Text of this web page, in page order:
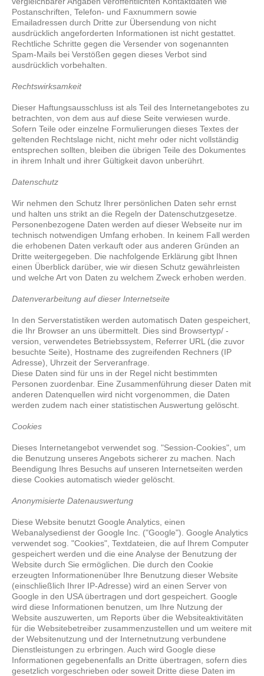
Postanschriften, Telefon- und Faxnummern sowie
Emailadressen durch Dritte zur Übersendung von nicht
ausdrücklich angeforderten Informationen ist nicht gestattet.
Rechtliche Schritte gegen die Versender von sogenannten
Spam-Mails bei Verstößen gegen dieses Verbot sind
ausdrücklich vorbehalten.
Rechtswirksamkeit
Dieser Haftungsausschluss ist als Teil des Internetangebotes zu
betrachten, von dem aus auf diese Seite verwiesen wurde.
Sofern Teile oder einzelne Formulierungen dieses Textes der
geltenden Rechtslage nicht, nicht mehr oder nicht vollständig
entsprechen sollten, bleiben die übrigen Teile des Dokumentes
in ihrem Inhalt und ihrer Gültigkeit davon unberührt.
Datenschutz
Wir nehmen den Schutz Ihrer persönlichen Daten sehr ernst
und halten uns strikt an die Regeln der Datenschutzgesetze.
Personenbezogene Daten werden auf dieser Webseite nur im
technisch notwendigen Umfang erhoben. In keinem Fall werden
die erhobenen Daten verkauft oder aus anderen Gründen an
Dritte weitergegeben. Die nachfolgende Erklärung gibt Ihnen
einen Überblick darüber, wie wir diesen Schutz gewährleisten
und welche Art von Daten zu welchem Zweck erhoben werden.
Datenverarbeitung auf dieser Internetseite
In den Serverstatistiken werden automatisch Daten gespeichert,
die Ihr Browser an uns übermittelt. Dies sind Browsertyp/ -
version, verwendetes Betriebssystem, Referrer URL (die zuvor
besuchte Seite), Hostname des zugreifenden Rechners (IP
Adresse), Uhrzeit der Serveranfrage.
Diese Daten sind für uns in der Regel nicht bestimmten
Personen zuordenbar. Eine Zusammenführung dieser Daten mit
anderen Datenquellen wird nicht vorgenommen, die Daten
werden zudem nach einer statistischen Auswertung gelöscht.
Cookies
Dieses Internetangebot verwendet sog. "Session-Cookies", um
die Benutzung unseres Angebots sicherer zu machen. Nach
Beendigung Ihres Besuchs auf unseren Internetseiten werden
diese Cookies automatisch wieder gelöscht.
Anonymisierte Datenauswertung
Diese Website benutzt Google Analytics, einen
Webanalysedienst der Google Inc. ("Google"). Google Analytics
verwendet sog. "Cookies", Textdateien, die auf Ihrem Computer
gespeichert werden und die eine Analyse der Benutzung der
Website durch Sie ermöglichen. Die durch den Cookie
erzeugten Informationenüber Ihre Benutzung dieser Website
(einschließlich Ihrer IP-Adresse) wird an einen Server von
Google in den USA übertragen und dort gespeichert. Google
wird diese Informationen benutzen, um Ihre Nutzung der
Website auszuwerten, um Reports über die Websiteaktivitäten
für die Websitebetreiber zusammenzustellen und um weitere mit
der Websitenutzung und der Internetnutzung verbundene
Dienstleistungen zu erbringen. Auch wird Google diese
Informationen gegebenenfalls an Dritte übertragen, sofern dies
gesetzlich vorgeschrieben oder soweit Dritte diese Daten im